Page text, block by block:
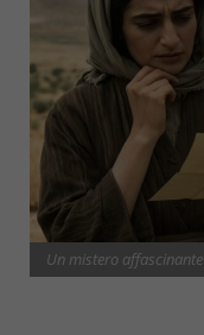
Un mistero